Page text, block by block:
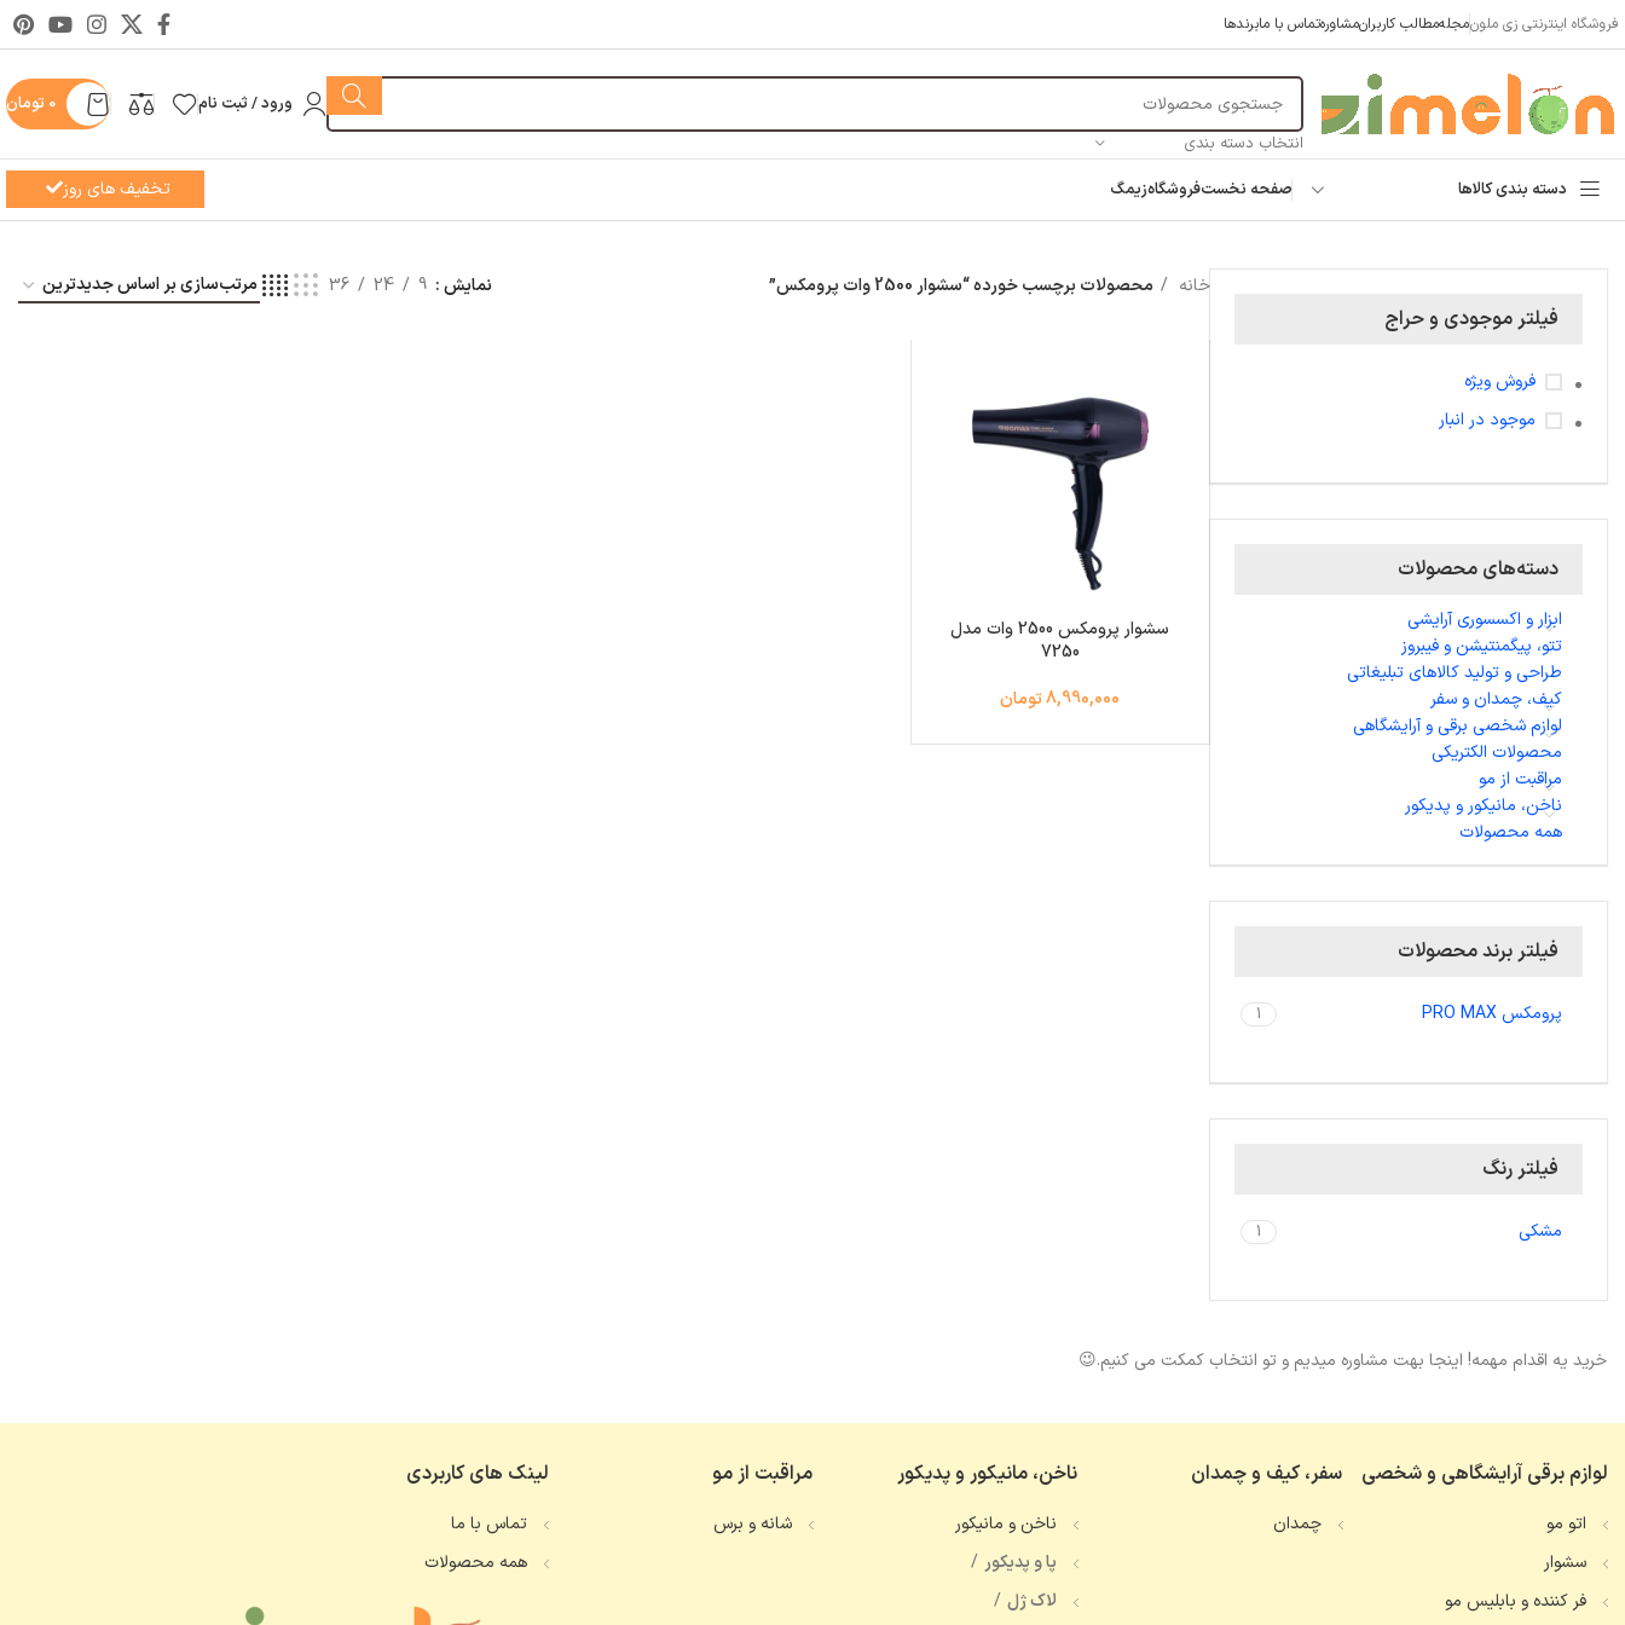
فروشگاه اینترنتی زی ملونمجلهمطالب کاربرانمشاورهتماس با مابرندها
انتخاب دسته بندی
ورود / ثبت نام 0 تومان
دسته بندی کالاها صفحه نخستفروشگاهزیمگ تخفیف های روز
فیلتر موجودی و حراج
فروش ویژه
موجود در انبار
دسته‌های محصولات
ابزار و اکسسوری آرایشی
تتو، پیگمنتیشن و فیبروز
طراحی و تولید کالاهای تبلیغاتی
کیف، چمدان و سفر
لوازم شخصی برقی و آرایشگاهی
محصولات الکتریکی
مراقبت از مو
ناخن، مانیکور و پدیکور
همه محصولات
فیلتر برند محصولات
پرومکس PRO MAX 1
فیلتر رنگ
مشکی 1
خانه محصولات برچسب خورده “سشوار 2500 وات پرومکس” نمایش 9
24
36
سشوار پرومکس 2500 وات مدل
7250
8,990,000 تومان
خرید یه اقدام مهمه! اینجا بهت مشاوره میدیم و تو انتخاب کمکت می کنیم.😉
لوازم برقی آرایشگاهی و شخصی
اتو مو
سشوار
فر کننده و بابلیس مو
سفر، کیف و چمدان
چمدان
ناخن، مانیکور و پدیکور
ناخن و مانیکور
پا و پدیکور
لاک ژل
مراقبت از مو
شانه و برس
لینک های کاربردی
تماس با ما
همه محصولات